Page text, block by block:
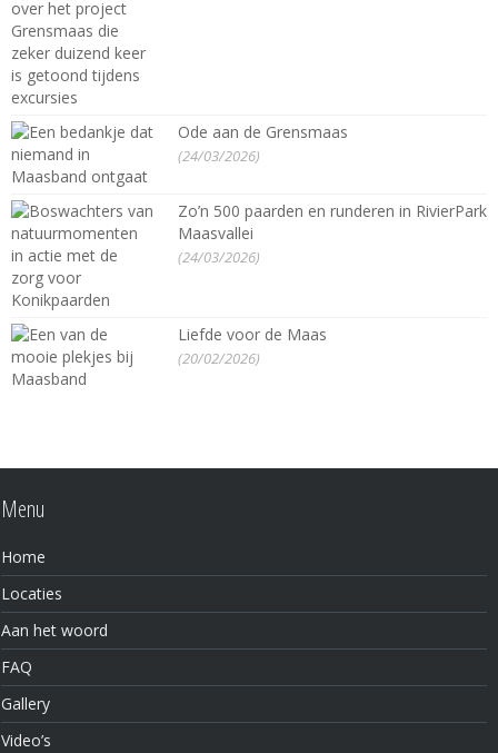
Ode aan de Grensmaas
(24/03/2026)
Zo’n 500 paarden en runderen in RivierPark
Maasvallei
(24/03/2026)
Liefde voor de Maas
(20/02/2026)
Menu
Home
Locaties
Aan het woord
FAQ
Gallery
Video’s